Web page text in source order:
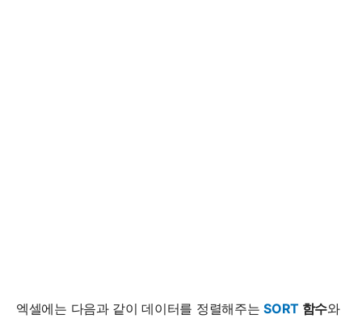
엑셀에는 다음과 같이 데이터를 정렬해주는SORT함수와